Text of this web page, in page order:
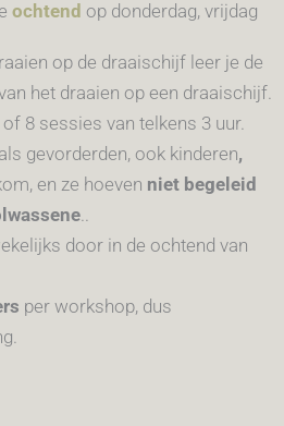
ochtend op donderdag, vrijdag
op de draaischijf leer je de
het draaien op een draaischijf.
8 sessies van telkens 3 uur.
gevorderden, ook kinderen,
en ze hoeven niet begeleid
..
door in de ochtend van
per workshop, dus